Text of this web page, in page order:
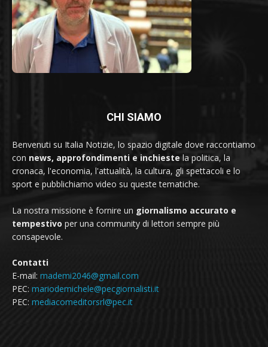
CHI SIAMO
Benvenuti su Italia Notizie, lo spazio digitale dove raccontiamo
con news, approfondimenti e inchieste la politica, la
cronaca, l'economia, l'attualità, la cultura, gli spettacoli e lo
sport e pubblichiamo video su queste tematiche.
La nostra missione è fornire un giornalismo accurato e
tempestivo per una community di lettori sempre più
consapevole.
Contatti
E-mail: mademi2046@gmail.com
PEC: mariodemichele@pecgiornalisti.it
PEC: mediacomeditorsrl@pec.it